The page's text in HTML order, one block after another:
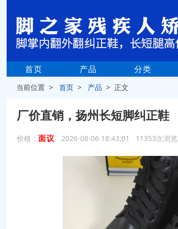
首页 产品 分类
当前位置 >首页 > 产品 > 正文
厂价直销，扬州长短脚纠正鞋
价格： 面议 2026-08-06 18:43:01 11353次浏览